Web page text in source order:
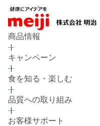
商品情報
キャンペーン
食を知る・楽しむ
品質への取り組み
お客様サポート